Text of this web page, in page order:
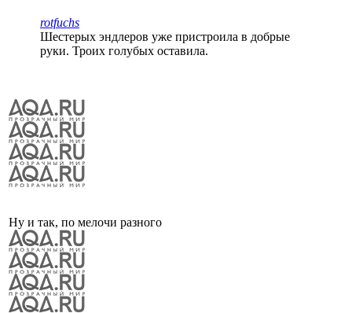
rotfuchs
Шестерых эндлеров уже пристроила в добрые
руки. Троих голубых оставила.
Ну и так, по мелочи разного